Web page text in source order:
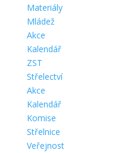
Materiály
Mládež
Akce
Kalendář
ZST
Střelectví
Akce
Kalendář
Komise
Střelnice
Veřejnost